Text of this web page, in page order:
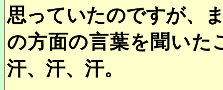
思っていたのですが、
の方面の言葉を聞いた
汗、汗、汗。